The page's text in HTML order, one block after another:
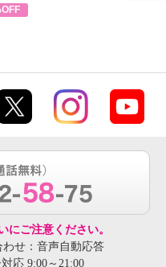
ご注意ください。
せ：音声自動応答
応 9:00～21:00